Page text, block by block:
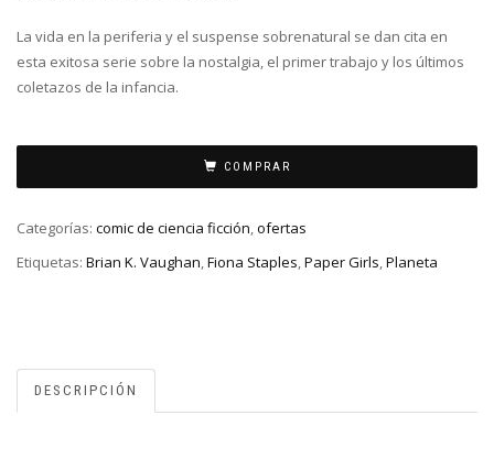
La vida en la periferia y el suspense sobrenatural se dan cita en
esta exitosa serie sobre la nostalgia, el primer trabajo y los últimos
coletazos de la infancia.
COMPRAR
Categorías: comic de ciencia ficción,ofertas
Etiquetas: Brian K. Vaughan,Fiona Staples,Paper Girls,Planeta
DESCRIPCIÓN